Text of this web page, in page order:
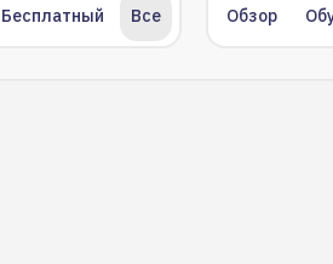
Бесплатный Все Обзор